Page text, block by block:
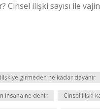
ilişki sayısı ile
girmeden ne kadar dayanır
insana ne denir Cinsel ilişki